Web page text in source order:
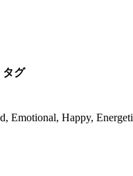
タグ
Emotional, Happy,